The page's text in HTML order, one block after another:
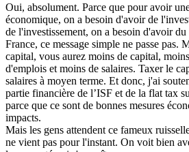
Oui, absolument. Parce que pour avoir
économique, on a besoin d'avoir de
de l'investissement, on a besoin d'avoir du
France, ce message simple ne passe pas.
capital, vous aurez moins de capital,
d'emplois et moins de salaires. Taxer le
salaires à moyen terme. Et donc, j'ai
partie financière de l’ISF et de la flat tax
parce que ce sont de bonnes mesures
impacts.
Mais les gens attendent ce fameux
ne vient pas pour l'instant. On voit bien